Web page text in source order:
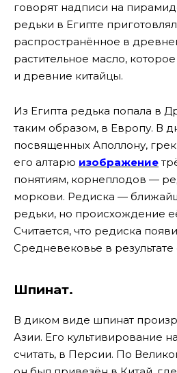
говорят надписи на
редьки в Египте
распространённое в
растительное масло,
и древние китайцы.
Из Египта редька попала в
таким образом, в Европу. В
посвященных Аполлону,
его алтарю изображение
понятиям, корнеплодов —
моркови. Редиска —
редьки, но происхождение
Считается, что редиска
Средневековье в
Шпинат.
В диком виде шпинат
Азии. Его культивирование
считать, в Персии. По